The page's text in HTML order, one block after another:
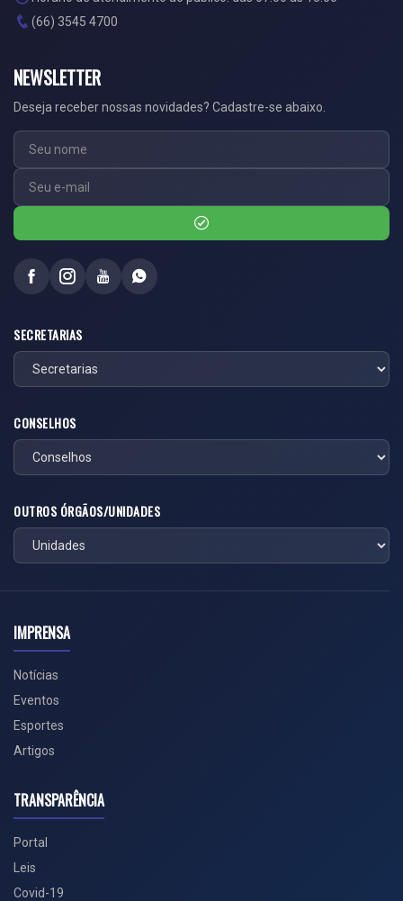
(66) 3545 4700
NEWSLETTER
Deseja receber nossas novidades? Cadastre-se abaixo.
SECRETARIAS
CONSELHOS
OUTROS ÓRGÃOS/UNIDADES
IMPRENSA
Notícias
Eventos
Esportes
Artigos
TRANSPARÊNCIA
Portal
Leis
Covid-19